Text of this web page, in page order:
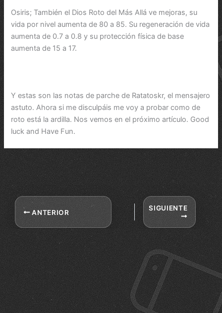
Osiris; También el Dios Roto del Más Allá ve mejoras, su
vida por nivel aumenta de 80 a 85. Su regeneración de vida
aumenta de 0.7 a 0.8 y su protección física de base
aumenta de 15 a 17.
Y estas son las notas de parche de Ratatoskr, el mensajero
astuto. Ahora si me disculpáis me voy a probar como de
roto está la ardilla. Nos vemos en el próximo artículo. Good
luck and Have Fun.
ANTERIOR
SIGUIENTE